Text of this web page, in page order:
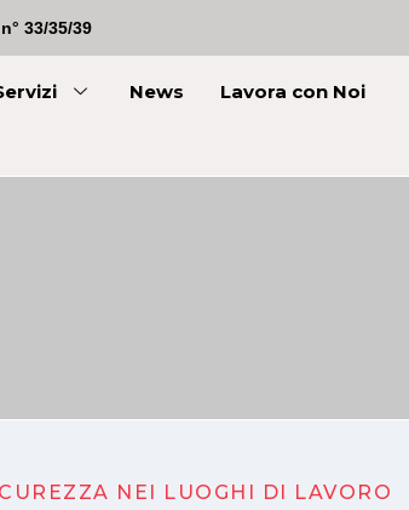
33/35/39
News Lavora con Noi
NEI LUOGHI DI LAVORO